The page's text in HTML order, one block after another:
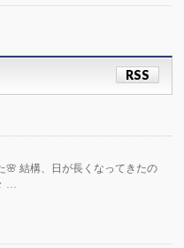
RSS
🌸 結構、日が長くなってきたの
…